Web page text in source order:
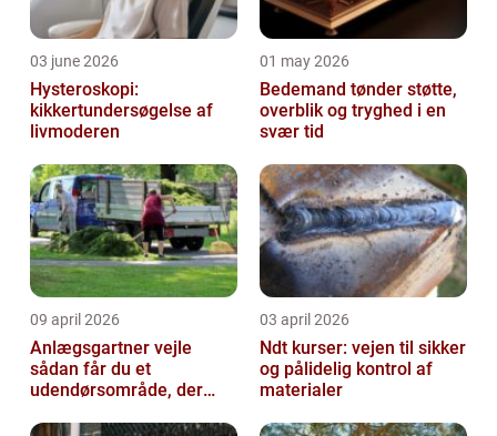
03 june 2026
Hysteroskopi:
kikkertundersøgelse af
livmoderen
01 may 2026
Bedemand tønder støtte,
overblik og tryghed i en
svær tid
09 april 2026
Anlægsgartner vejle
sådan får du et
udendørsområde, der
03 april 2026
Ndt kurser: vejen til sikker
og pålidelig kontrol af
materialer